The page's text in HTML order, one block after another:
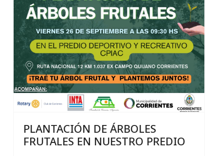
PLANTACIÓN DE ÁRBOLES
FRUTALES EN NUESTRO PREDIO